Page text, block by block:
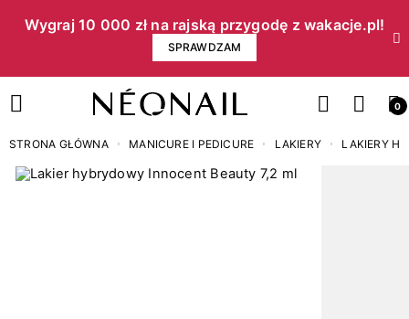
Wygraj 10 000 zł na rajską przygodę z wakacje.pl!​
SPRAWDZAM
0
STRONA GŁÓWNA MANICURE I PEDICURE LAKIERY LAKIERY